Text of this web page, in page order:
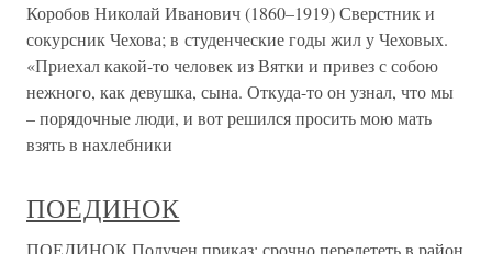
Коробов Николай Иванович (1860–1919) Сверстник и
сокурсник Чехова; в студенческие годы жил у Чеховых.
«Приехал какой-то человек из Вятки и привез с собою
нежного, как девушка, сына. Откуда-то он узнал, что мы
– порядочные люди, и вот решился просить мою мать
взять в нахлебники
ПОЕДИНОК
ПОЕДИНОК Получен приказ: срочно перелететь в район